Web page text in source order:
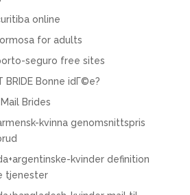
online
for adults
seguro free sites
BRIDE Bonne idГ©e?
Brides
kvinna genomsnittspris
kvinder definition
tjenester